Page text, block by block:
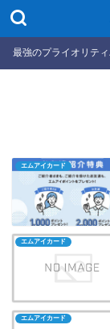
最強のプライオリテ
エムアイカード
エムアイカード
エムアイカード